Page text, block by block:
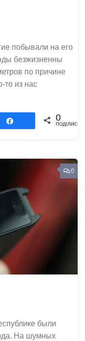
побывали на его
безжизненны
по причине
то из нас
Поділитися0
ПОДІЛИСЬ
0
были
На шумных